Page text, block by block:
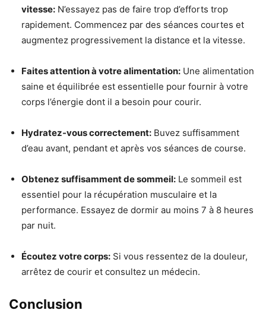
vitesse: N’essayez pas de faire trop d’efforts trop
rapidement. Commencez par des séances courtes et
augmentez progressivement la distance et la vitesse.
Faites attention à votre alimentation: Une alimentation
saine et équilibrée est essentielle pour fournir à votre
corps l’énergie dont il a besoin pour courir.
Hydratez-vous correctement: Buvez suffisamment
d’eau avant, pendant et après vos séances de course.
Obtenez suffisamment de sommeil: Le sommeil est
essentiel pour la récupération musculaire et la
performance. Essayez de dormir au moins 7 à 8 heures
par nuit.
Écoutez votre corps: Si vous ressentez de la douleur,
arrêtez de courir et consultez un médecin.
Conclusion